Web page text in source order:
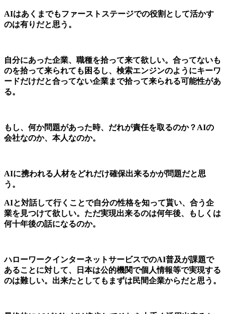
AIはあくまでもファーストステージでの役割として活かす
のは有りだと思う。
自分にあった企業、職種を拾って来て欲しい。合ってないも
のを拾って来られても困るし、検索エンジンのようにキーワ
ードだけだと合ってない企業まで拾って来られる可能性があ
る。
もし、何か問題があった時、だれが責任を取るのか？AIの
会社なのか、本人なのか。
AIに携われる人材をどれだけ確保出来るかが問題だと思
う。
AIと対話して行くことで自分の性格を知って貰い、合う企
業を見つけて欲しい。ただ実現出来るのは何年後、もしくは
何十年後の話になるのか。
ハローワークインターネットサービスでのAI普及が課題で
あることに対して、日本は公的機関で個人情報等で実現する
のは難しい。出来たとしてもまずは民間企業からだと思う。